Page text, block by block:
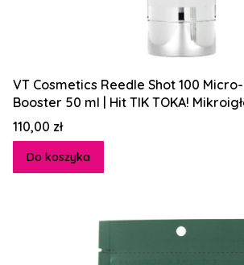
VT Cosmetics Reedle Shot 100
Booster 50 ml | Hit TIK TOKA!
Poprawiający Teksturę Skóry
Cena
110,00 zł
Do koszyka